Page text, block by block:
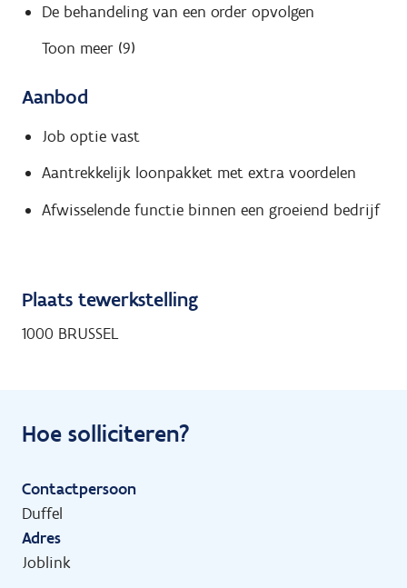
De behandeling van een order opvolgen
Toon meer (9)
Aanbod
Job optie vast
Aantrekkelijk loonpakket met extra voordelen
Afwisselende functie binnen een groeiend bedrijf
Plaats tewerkstelling
1000 BRUSSEL
Hoe solliciteren?
Contactpersoon
Duffel
Adres
Joblink